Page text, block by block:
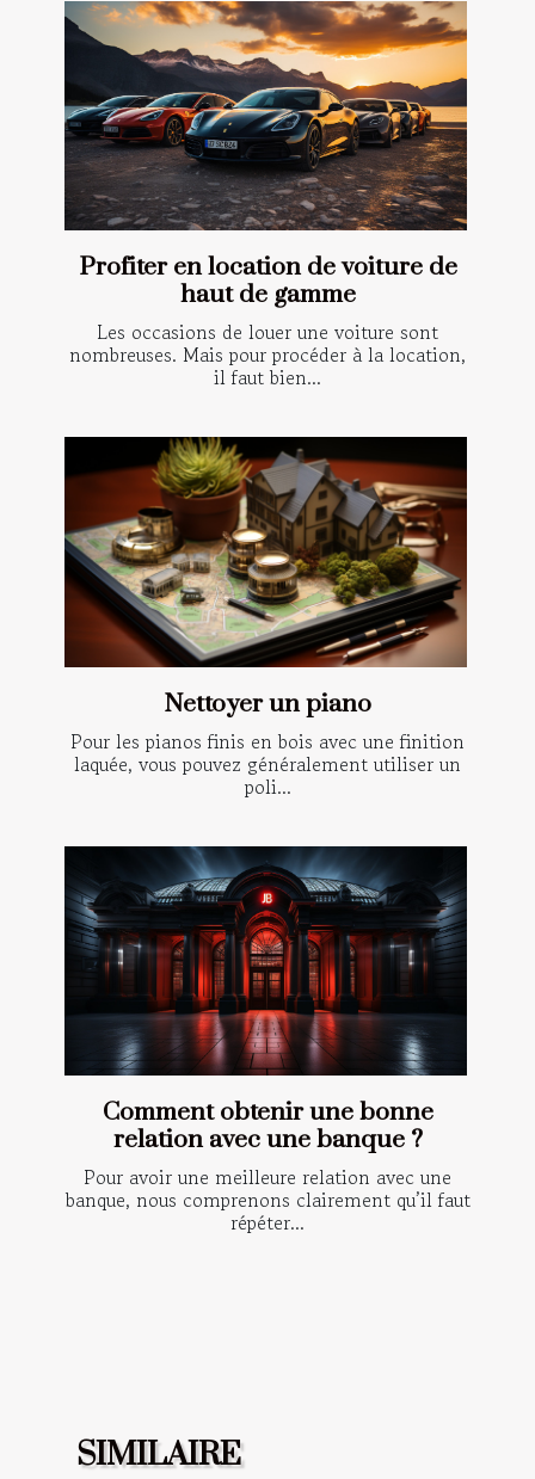
Profiter en location de voiture de
haut de gamme
Les occasions de louer une voiture sont
nombreuses. Mais pour procéder à la location,
il faut bien...
Nettoyer un piano
Pour les pianos finis en bois avec une finition
laquée, vous pouvez généralement utiliser un
poli...
Comment obtenir une bonne
relation avec une banque ?
Pour avoir une meilleure relation avec une
banque, nous comprenons clairement qu’il faut
répéter...
SIMILAIRE